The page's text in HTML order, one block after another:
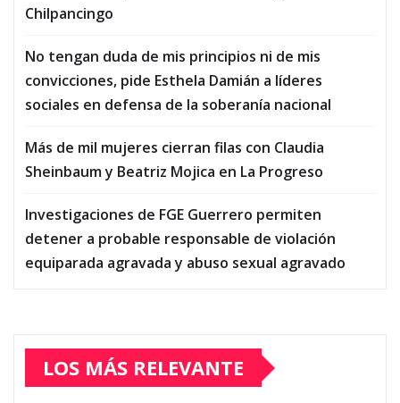
Chilpancingo
No tengan duda de mis principios ni de mis
convicciones, pide Esthela Damián a líderes
sociales en defensa de la soberanía nacional
Más de mil mujeres cierran filas con Claudia
Sheinbaum y Beatriz Mojica en La Progreso
Investigaciones de FGE Guerrero permiten
detener a probable responsable de violación
equiparada agravada y abuso sexual agravado
LOS MÁS RELEVANTE